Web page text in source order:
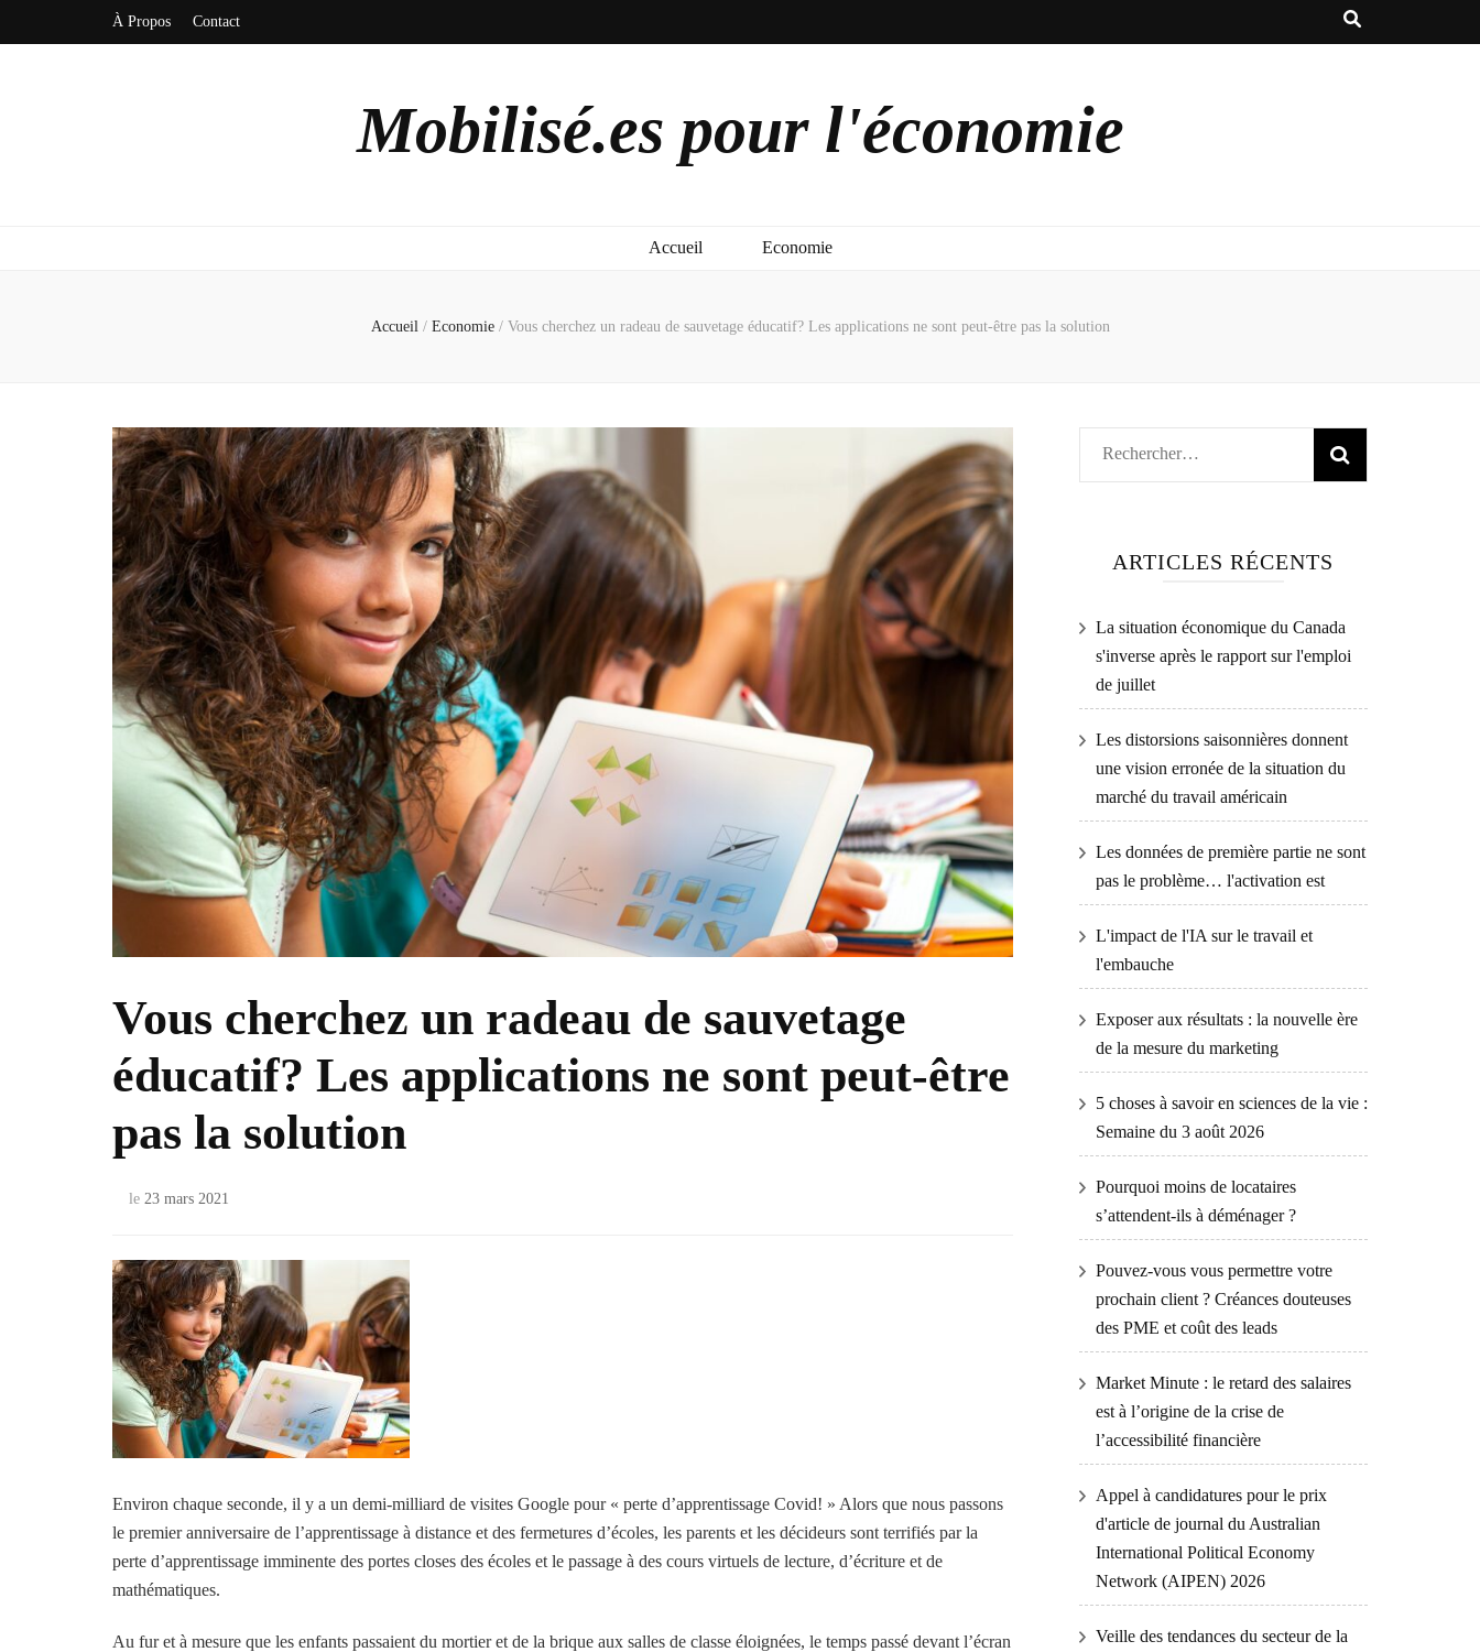
À Propos Contact
Mobilisé.es pour l'économie
Accueil Economie
Accueil / Economie / Vous cherchez un radeau de sauvetage éducatif? Les applications ne sont peut-être pas la solution
Vous cherchez un radeau de sauvetage
éducatif? Les applications ne sont peut-être
pas la solution
le 23 mars 2021
Environ chaque seconde, il y a un demi-milliard de visites Google pour « perte d’apprentissage Covid! » Alors que nous passons
le premier anniversaire de l’apprentissage à distance et des fermetures d’écoles, les parents et les décideurs sont terrifiés par la
perte d’apprentissage imminente des portes closes des écoles et le passage à des cours virtuels de lecture, d’écriture et de
mathématiques.
Au fur et à mesure que les enfants passaient du mortier et de la brique aux salles de classe éloignées, le temps passé devant l’écran
Rechercher :
ARTICLES RÉCENTS
La situation économique du Canada
s'inverse après le rapport sur l'emploi
de juillet
Les distorsions saisonnières donnent
une vision erronée de la situation du
marché du travail américain
Les données de première partie ne sont
pas le problème… l'activation est
L'impact de l'IA sur le travail et
l'embauche
Exposer aux résultats : la nouvelle ère
de la mesure du marketing
5 choses à savoir en sciences de la vie :
Semaine du 3 août 2026
Pourquoi moins de locataires
s’attendent-ils à déménager ?
Pouvez-vous vous permettre votre
prochain client ? Créances douteuses
des PME et coût des leads
Market Minute : le retard des salaires
est à l’origine de la crise de
l’accessibilité financière
Appel à candidatures pour le prix
d'article de journal du Australian
International Political Economy
Network (AIPEN) 2026
Veille des tendances du secteur de la